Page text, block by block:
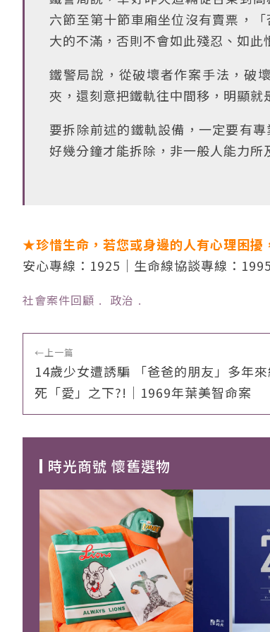
六節至第十節車廂坐位沒有賣票，
大的不滿，否則不會如此殘忍、如此
鐵警局說，從破壞者作案手法，破
夾，還刻意把鐵軌往中間移，明顯就
要拆除前述的鐵軌設備，一定要有
好幾分鐘才能拆除，非一般人能力所
★珍惜生命，若您或身邊的人有心理困擾
安心專線：1925｜生命線協談專線：
社會案件回顧 ﹒ 政治 ﹒
←上一篇
14歲少女遭誘騙 「爸爸的朋友」多年
死「愛」之下?!｜1969年葉美智命案
時光商號 懷舊選物